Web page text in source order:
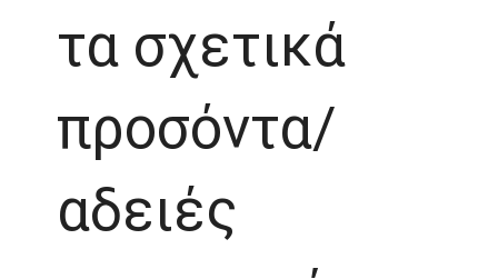
τα σχετικά
προσόντα/
αδειές